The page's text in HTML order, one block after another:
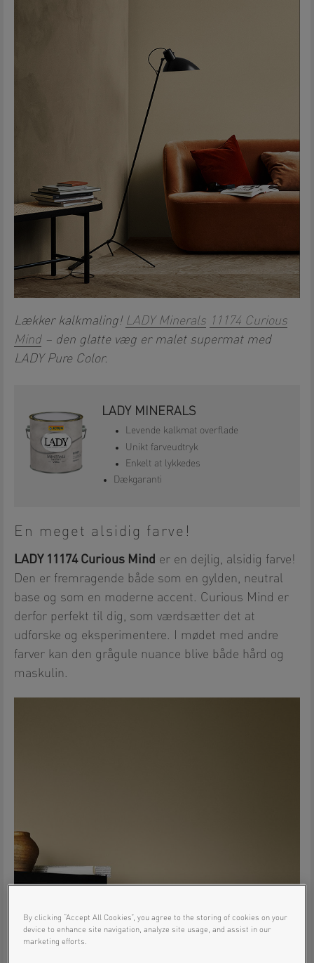
Lækker kalkmaling! LADY Minerals 11174 Curious
Mind– den glatte væg er malet supermat med
LADY Pure Color.
LADY MINERALS
Levende kalkmat overflade
Unikt farveudtryk
Enkelt at lykkedes
Dækgaranti
En meget alsidig farve!
LADY 11174 Curious Mind er en dejlig, alsidig farve!
Den er fremragende både som en gylden, neutral
base og som en moderne accent. Curious Mind er
derfor perfekt til dig, som værdsætter det at
udforske og eksperimentere. I mødet med andre
farver kan den grågule nuance blive både hård og
maskulin.
By clicking “Accept All Cookies”, you agree to the storing of cookies on your
device to enhance site navigation, analyze site usage, and assist in our
marketing efforts.